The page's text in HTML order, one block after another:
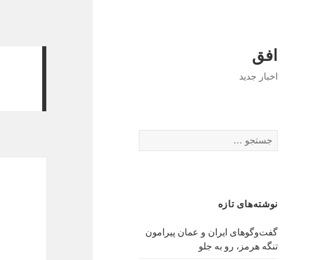
افق
اخبار جدید
برای:
نوشته‌های تازه
گفت‌وگوهای ایران و عمان پیرامون
تنگه هرمز، رو به جلو